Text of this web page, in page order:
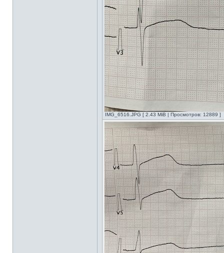
IMG_6516.JPG [ 2.43 MiB | Просмотров: 12889 ]